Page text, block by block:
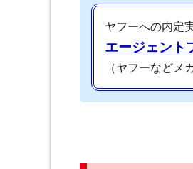
ヤフーへの内定
エージェント
（ヤフーなどメ